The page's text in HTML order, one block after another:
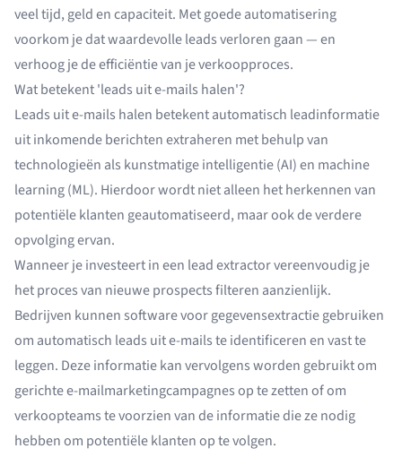
veel tijd, geld en capaciteit. Met goede automatisering
voorkom je dat waardevolle leads verloren gaan — en
verhoog je de efficiëntie van je verkoopproces.
Wat betekent 'leads uit e-mails halen'?
Leads uit e-mails halen betekent automatisch leadinformatie
uit inkomende berichten extraheren met behulp van
technologieën als kunstmatige intelligentie (AI) en machine
learning (ML). Hierdoor wordt niet alleen het herkennen van
potentiële klanten geautomatiseerd, maar ook de verdere
opvolging ervan.
Wanneer je investeert in een lead extractor vereenvoudig je
het proces van nieuwe prospects filteren aanzienlijk.
Bedrijven kunnen software voor gegevensextractiegebruiken
om automatisch leads uit e-mails te identificeren en vast te
leggen. Deze informatie kan vervolgens worden gebruikt om
gerichte e-mailmarketingcampagnes op te zetten of om
verkoopteams te voorzien van de informatie die ze nodig
hebben om potentiële klanten op te volgen.